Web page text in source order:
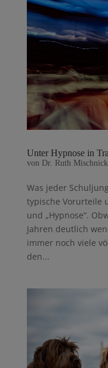
Unter Hypnose in
von Dr. Ruth Mischnick
Was jeder
typische Vorurteile
und „Hypnose“.
Jahren deutlich
immer noch viele
den...